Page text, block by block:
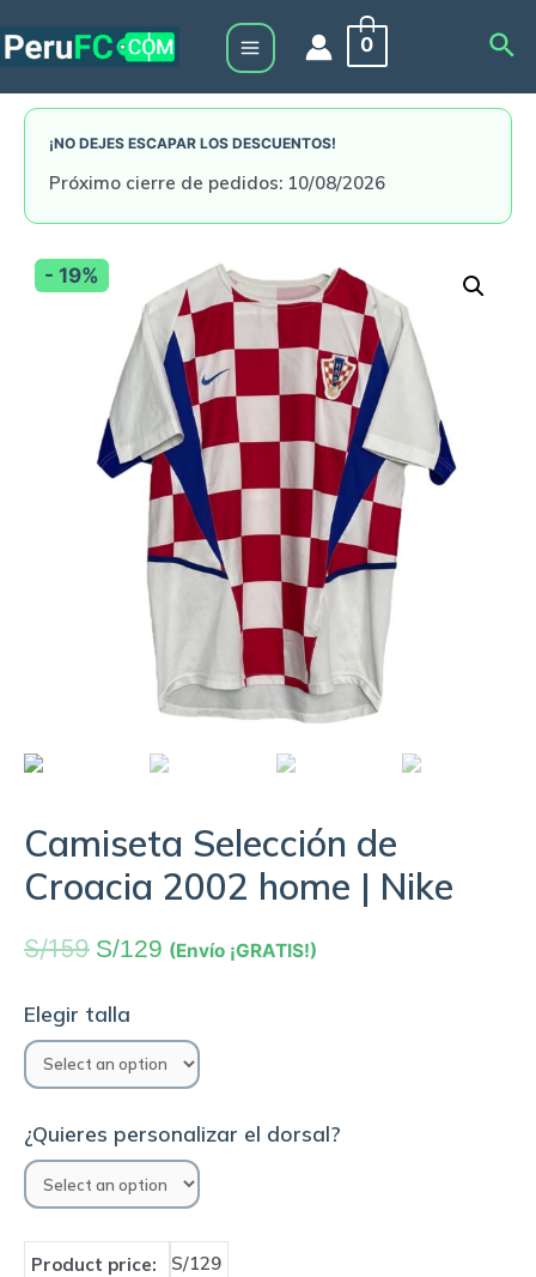
to
Main
Menu
0
¡NO DEJES ESCAPAR LOS DESCUENTOS!
Próximo cierre de pedidos: 10/08/2026
- 19%
Camiseta Selección de
Croacia 2002 home | Nike
S/159 S/129 (Envío ¡GRATIS!)
Elegir talla
¿Quieres personalizar el dorsal?
Product price: S/129